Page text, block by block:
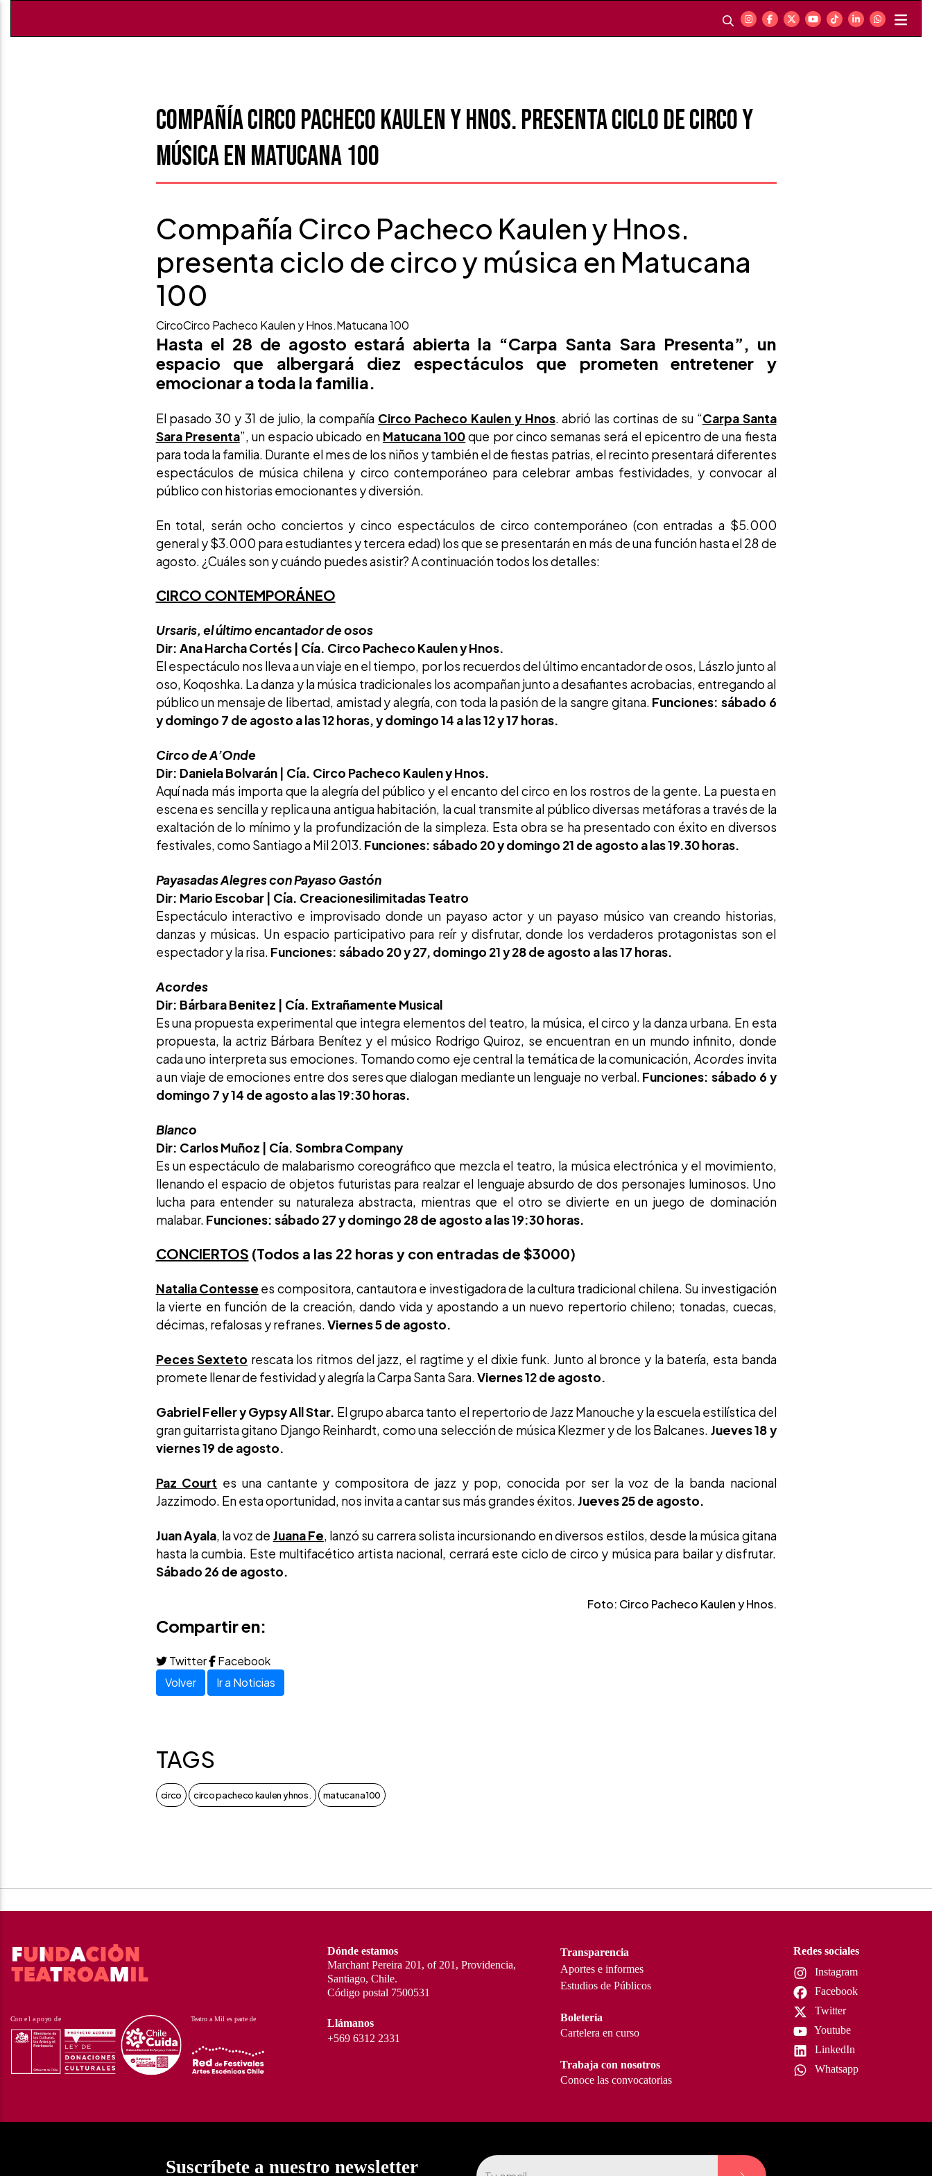
Compañía Circo Pacheco Kaulen y Hnos. presenta ciclo de circo y
música en Matucana 100
Compañía Circo Pacheco Kaulen y Hnos.
presenta ciclo de circo y música en Matucana
100
CircoCirco Pacheco Kaulen y Hnos.Matucana 100
Hasta el 28 de agosto estará abierta la “Carpa Santa Sara Presenta”, un
espacio que albergará diez espectáculos que prometen entretener y
emocionar a toda la familia.
El pasado 30 y 31 de julio, la compañía Circo Pacheco Kaulen y Hnos. abrió las cortinas de su “Carpa Santa
Sara Presenta”, un espacio ubicado en Matucana 100que por cinco semanas será el epicentro de una fiesta
para toda la familia. Durante el mes de los niños y también el de fiestas patrias, el recinto presentará diferentes
espectáculos de música chilena y circo contemporáneo para celebrar ambas festividades, y convocar al
público con historias emocionantes y diversión.
En total, serán ocho conciertos y cinco espectáculos de circo contemporáneo (con entradas a $5.000
general y $3.000 para estudiantes y tercera edad) los que se presentarán en más de una función hasta el 28 de
agosto. ¿Cuáles son y cuándo puedes asistir? A continuación todos los detalles:
CIRCO CONTEMPORÁNEO
Ursaris, el último encantador de osos
Dir: Ana Harcha Cortés | Cía. Circo Pacheco Kaulen y Hnos.
El espectáculo nos lleva a un viaje en el tiempo, por los recuerdos del último encantador de osos, Lászlo junto al
oso, Koqoshka. La danza y la música tradicionales los acompañan junto a desafiantes acrobacias, entregando al
público un mensaje de libertad, amistad y alegría, con toda la pasión de la sangre gitana. Funciones: sábado 6
y domingo 7 de agosto a las 12 horas, y domingo 14 a las 12 y 17 horas.
Circo de A’Onde
Dir: Daniela Bolvarán | Cía. Circo Pacheco Kaulen y Hnos.
Aquí nada más importa que la alegría del público y el encanto del circo en los rostros de la gente. La puesta en
escena es sencilla y replica una antigua habitación, la cual transmite al público diversas metáforas a través de la
exaltación de lo mínimo y la profundización de la simpleza. Esta obra se ha presentado con éxito en diversos
festivales, como Santiago a Mil 2013. Funciones: sábado 20 y domingo 21 de agosto a las 19.30 horas.
Payasadas Alegres con Payaso Gastón
Dir: Mario Escobar | Cía. Creacionesilimitadas Teatro
Espectáculo interactivo e improvisado donde un payaso actor y un payaso músico van creando historias,
danzas y músicas. Un espacio participativo para reír y disfrutar, donde los verdaderos protagonistas son el
espectador y la risa. Funciones: sábado 20 y 27, domingo 21 y 28 de agosto a las 17 horas.
Acordes
Dir: Bárbara Benitez | Cía. Extrañamente Musical
Es una propuesta experimental que integra elementos del teatro, la música, el circo y la danza urbana. En esta
propuesta, la actriz Bárbara Benítez y el músico Rodrigo Quiroz, se encuentran en un mundo infinito, donde
cada uno interpreta sus emociones. Tomando como eje central la temática de la comunicación, Acordes invita
a un viaje de emociones entre dos seres que dialogan mediante un lenguaje no verbal. Funciones: sábado 6 y
domingo 7 y 14 de agosto a las 19:30 horas.
Blanco
Dir: Carlos Muñoz | Cía. Sombra Company
Es un espectáculo de malabarismo coreográfico que mezcla el teatro, la música electrónica y el movimiento,
llenando el espacio de objetos futuristas para realzar el lenguaje absurdo de dos personajes luminosos. Uno
lucha para entender su naturaleza abstracta, mientras que el otro se divierte en un juego de dominación
malabar. Funciones: sábado 27 y domingo 28 de agosto a las 19:30 horas.
CONCIERTOS (Todos a las 22 horas y con entradas de $3000)
Natalia Contesse es compositora, cantautora e investigadora de la cultura tradicional chilena. Su investigación
la vierte en función de la creación, dando vida y apostando a un nuevo repertorio chileno; tonadas, cuecas,
décimas, refalosas y refranes.Viernes 5 de agosto.
Peces Sexteto rescata los ritmos del jazz, el ragtime y el dixie funk. Junto al bronce y la batería, esta banda
promete llenar de festividad y alegría la Carpa Santa Sara.Viernes 12 de agosto.
Gabriel Feller y Gypsy All Star. El grupo abarca tanto el repertorio de Jazz Manouche y la escuela estilística del
gran guitarrista gitano Django Reinhardt, como una selección de música Klezmer y de los Balcanes. Jueves 18 y
viernes 19 de agosto.
Paz Court es una cantante y compositora de jazz y pop, conocida por ser la voz de la banda nacional
Jazzimodo. En esta oportunidad, nos invita a cantar sus más grandes éxitos.Jueves 25 de agosto.
Juan Ayala, la voz de Juana Fe, lanzó su carrera solista incursionando en diversos estilos, desde la música gitana
hasta la cumbia. Este multifacético artista nacional, cerrará este ciclo de circo y música para bailar y disfrutar.
Sábado 26 de agosto.
Foto: Circo Pacheco Kaulen y Hnos.
Compartir en:
Twitter Facebook
Volver
Ir a Noticias
TAGS
circo circo pacheco kaulen y hnos. matucana 100
Dónde estamos
Marchant Pereira 201, of 201, Providencia,
Santiago, Chile.
Código postal 7500531
Llámanos
+569 6312 2331
Transparencia
Aportes e informes
Estudios de Públicos
Boletería
Cartelera en curso
Trabaja con nosotros
Conoce las convocatorias
Redes sociales
Instagram
Facebook
Twitter
Youtube
LinkedIn
Whatsapp
Suscríbete a nuestro newsletter